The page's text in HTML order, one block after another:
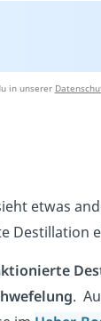
in unserer
etwas
Destillation
.